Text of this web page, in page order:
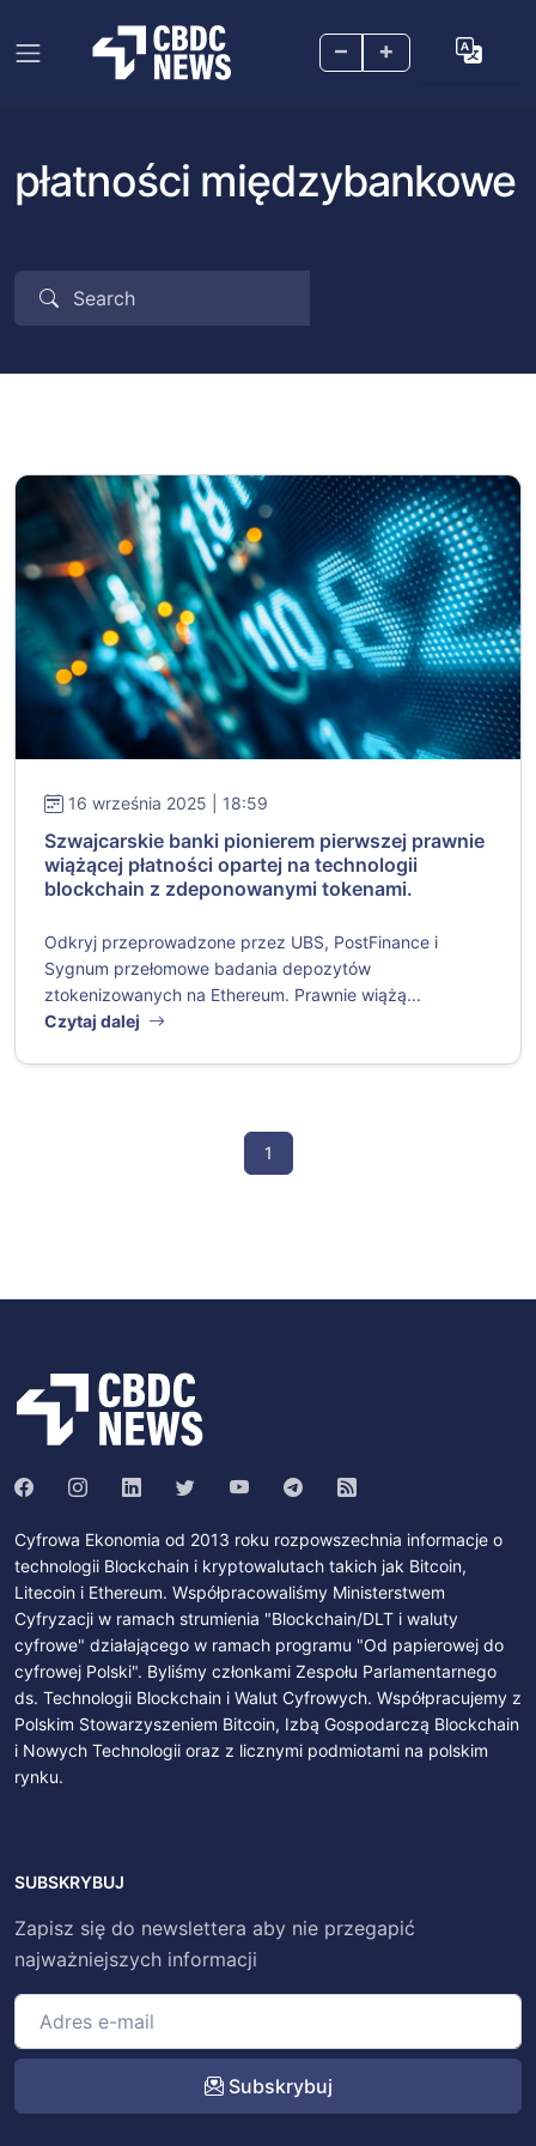
– +
płatności międzybankowe
16 września 2025 | 18:59
Szwajcarskie banki pionierem pierwszej prawnie
wiążącej płatności opartej na technologii
blockchain z zdeponowanymi tokenami.
Odkryj przeprowadzone przez UBS, PostFinance i
Sygnum przełomowe badania depozytów
ztokenizowanych na Ethereum. Prawnie wiążą...
Czytaj dalej
1
Cyfrowa Ekonomia od 2013 roku rozpowszechnia informacje o
technologii Blockchain i kryptowalutach takich jak Bitcoin,
Litecoin i Ethereum. Współpracowaliśmy Ministerstwem
Cyfryzacji w ramach strumienia "Blockchain/DLT i waluty
cyfrowe" działającego w ramach programu "Od papierowej do
cyfrowej Polski". Byliśmy członkami Zespołu Parlamentarnego
ds. Technologii Blockchain i Walut Cyfrowych. Współpracujemy z
Polskim Stowarzyszeniem Bitcoin, Izbą Gospodarczą Blockchain
i Nowych Technologii oraz z licznymi podmiotami na polskim
rynku.
SUBSKRYBUJ
Zapisz się do newslettera aby nie przegapić
najważniejszych informacji
Subskrybuj